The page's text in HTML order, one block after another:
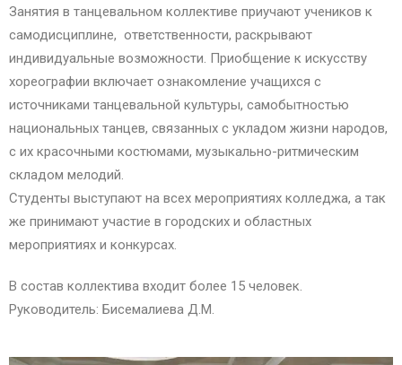
Занятия в танцевальном коллективе приучают учеников к
самодисциплине, ответственности, раскрывают
индивидуальные возможности. Приобщение к искусству
хореографии включает ознакомление учащихся с
источниками танцевальной культуры, самобытностью
национальных танцев, связанных с укладом жизни народов,
с их красочными костюмами, музыкально-ритмическим
складом мелодий.
Студенты выступают на всех мероприятиях колледжа, а так
же принимают участие в городских и областных
мероприятиях и конкурсах.
В состав коллектива входит более 15 человек.
Руководитель: Бисемалиева Д.М.